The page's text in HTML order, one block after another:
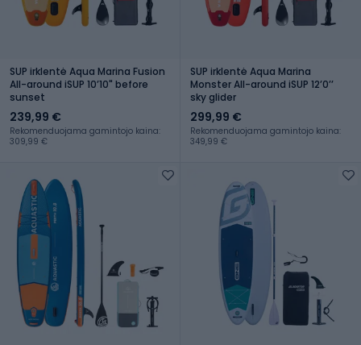
SUP irklentė Aqua Marina Fusion
All-around iSUP 10ʼ10" before
sunset
239,99 €
Rekomenduojama gamintojo kaina:
309,99 €
SUP irklentė Aqua Marina
Monster All-around iSUP 12ʼ0ʼʼ
sky glider
299,99 €
Rekomenduojama gamintojo kaina:
349,99 €